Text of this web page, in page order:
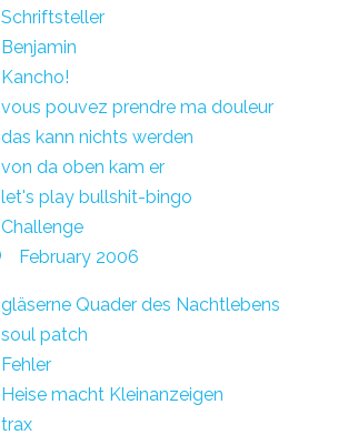
Schriftsteller
Benjamin
Kancho!
vous pouvez prendre ma douleur
das kann nichts werden
von da oben kam er
let's play bullshit-bingo
Challenge
February 2006
gläserne Quader des Nachtlebens
soul patch
Fehler
Heise macht Kleinanzeigen
trax